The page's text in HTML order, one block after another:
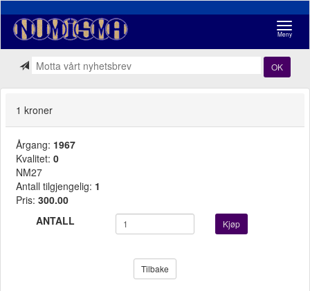
Meny
OK
1 kroner
Årgang: 1967
Kvalitet: 0
NM27
Antall tilgjengelig: 1
Pris: 300.00
ANTALL
Kjøp
Tilbake